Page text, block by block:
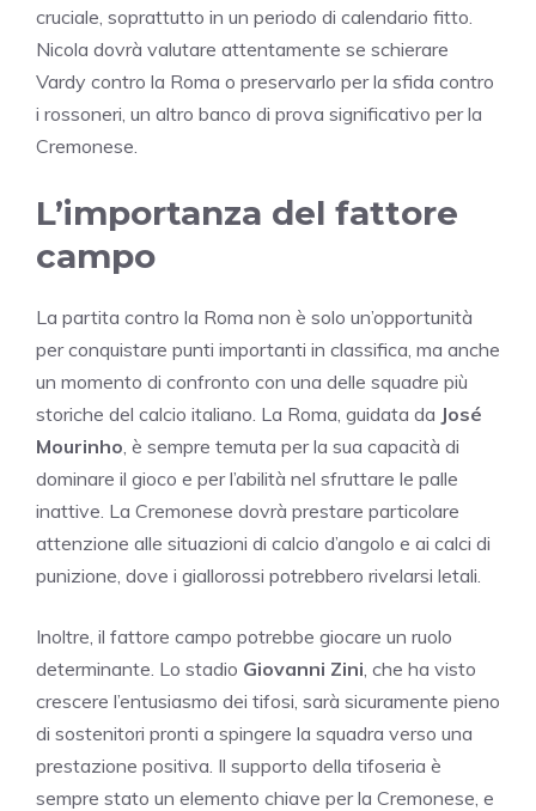
cruciale, soprattutto in un periodo di calendario fitto.
Nicola dovrà valutare attentamente se schierare
Vardy contro la Roma o preservarlo per la sfida contro
i rossoneri, un altro banco di prova significativo per la
Cremonese.
L’importanza del fattore
campo
La partita contro la Roma non è solo un’opportunità
per conquistare punti importanti in classifica, ma anche
un momento di confronto con una delle squadre più
storiche del calcio italiano. La Roma, guidata da José
Mourinho , è sempre temuta per la sua capacità di
dominare il gioco e per l’abilità nel sfruttare le palle
inattive. La Cremonese dovrà prestare particolare
attenzione alle situazioni di calcio d’angolo e ai calci di
punizione, dove i giallorossi potrebbero rivelarsi letali.
Inoltre, il fattore campo potrebbe giocare un ruolo
determinante. Lo stadio Giovanni Zini , che ha visto
crescere l’entusiasmo dei tifosi, sarà sicuramente pieno
di sostenitori pronti a spingere la squadra verso una
prestazione positiva. Il supporto della tifoseria è
sempre stato un elemento chiave per la Cremonese, e